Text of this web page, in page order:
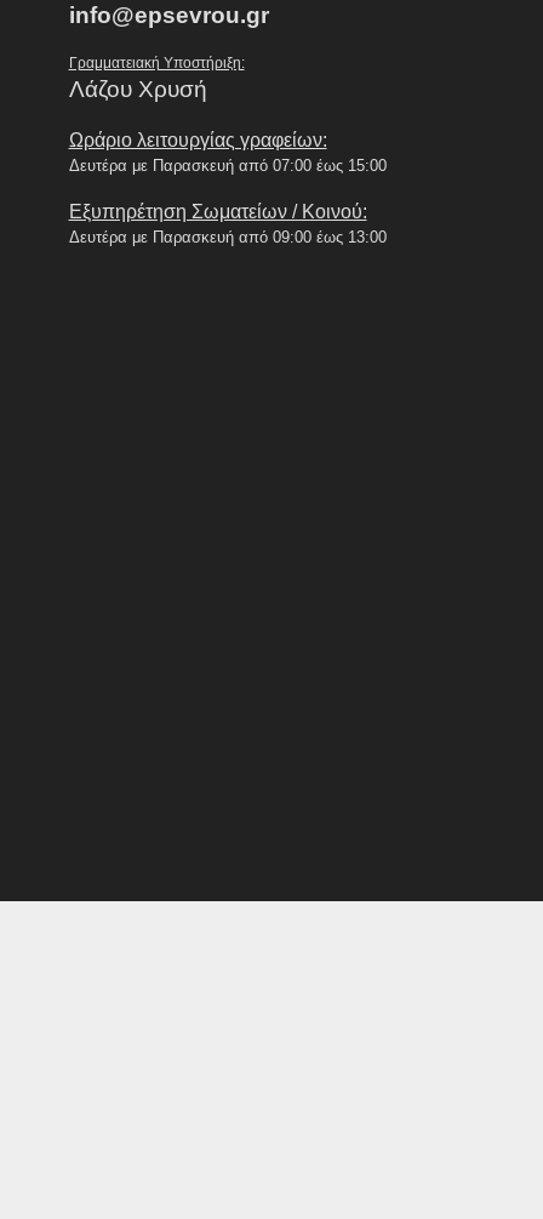
info@epsevrou.gr
Γραμματειακή Υποστήριξη:
Λάζου Χρυσή
Ωράριο λειτουργίας γραφείων:
Δευτέρα με Παρασκευή από 07:00 έως 15:00
Εξυπηρέτηση Σωματείων / Κοινού:
Δευτέρα με Παρασκευή από 09:00 έως 13:00